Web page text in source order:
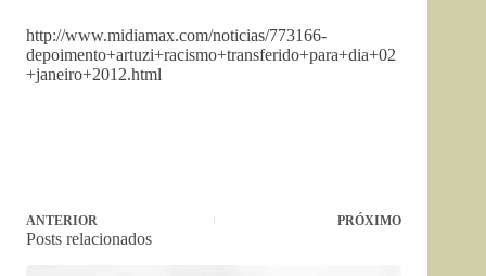
http://www.midiamax.com/noticias/773166-
depoimento+artuzi+racismo+transferido+para+dia+02
+janeiro+2012.html
ANTERIOR PRÓXIMO
Posts relacionados